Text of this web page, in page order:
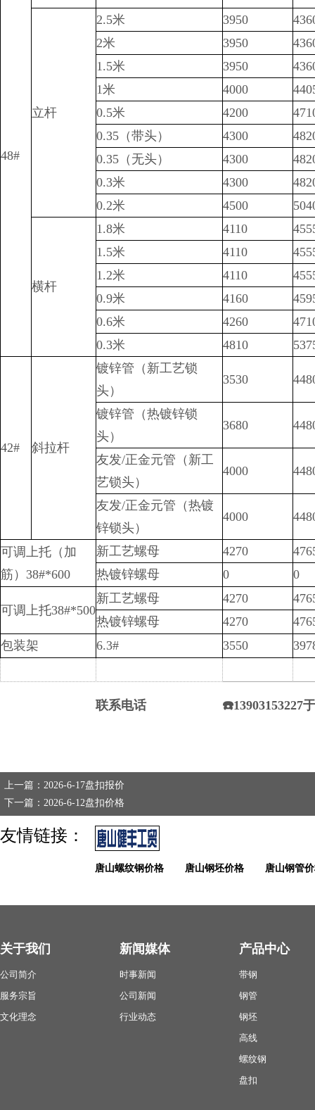
48#
立杆
2.5米 3950
2米
3950
1.5米
3950
1米
4000
0.5米
4200
0.35（带头）
4300
0.35（无头）
4300
0.3米
4300
0.2米
4500
横杆
1.8米 4110
1.5米
4110
1.2米
4110
0.9米
4160
0.6米
4260
0.3米
4810
42# 斜拉杆
镀锌管（新工艺锁
头）
3530
镀锌管（热镀锌锁
头）
3680
友发/正金元管（新工
艺锁头）
4000
友发/正金元管（热镀
锌锁头）
4000
可调上托（加
筋）38#*600
新工艺螺母 4270
热镀锌螺母
0 0
可调上托38#*500
新工艺螺母 4270
热镀锌螺母
4270
包装架
6.3# 3550
联系电话 ☎️13903153227于
上一篇：2026-6-17盘扣报价
下一篇：2026-6-12盘扣价格
友情链接：
唐山螺纹钢价格 唐山钢坯价格 唐山钢管
关于我们
公司简介
服务宗旨
文化理念
新闻媒体
时事新闻
公司新闻
行业动态
产品中心
带钢
钢管
钢坯
高线
螺纹钢
盘扣